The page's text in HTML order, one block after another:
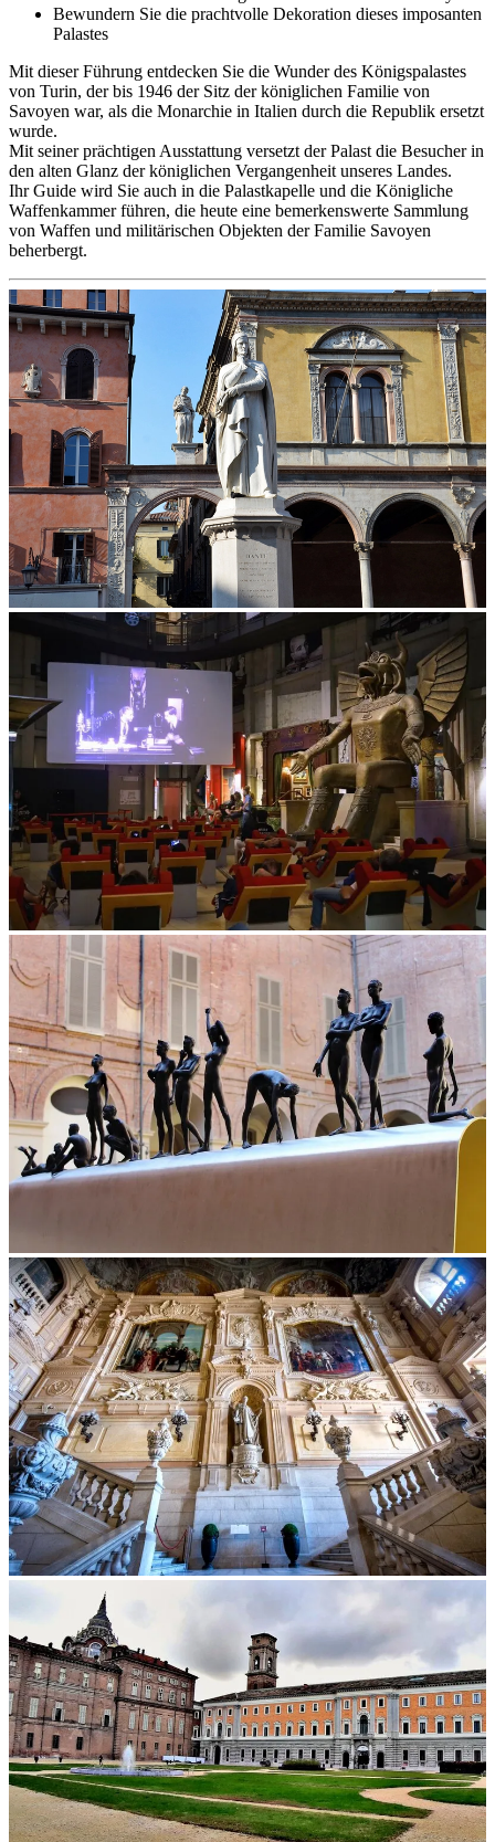
Bewundern Sie die prachtvolle Dekoration dieses imposanten
Palastes
Mit dieser Führung entdecken Sie die Wunder des Königspalastes
von Turin, der bis 1946 der Sitz der königlichen Familie von
Savoyen war, als die Monarchie in Italien durch die Republik ersetzt
wurde.
Mit seiner prächtigen Ausstattung versetzt der Palast die Besucher in
den alten Glanz der königlichen Vergangenheit unseres Landes.
Ihr Guide wird Sie auch in die Palastkapelle und die Königliche
Waffenkammer führen, die heute eine bemerkenswerte Sammlung
von Waffen und militärischen Objekten der Familie Savoyen
beherbergt.